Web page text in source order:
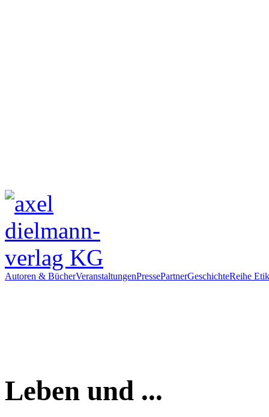
Autoren & BücherVeranstaltungenPressePartnerGeschichteReihe
Leben und ...